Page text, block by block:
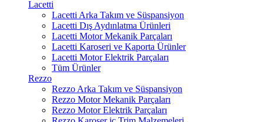
Lacetti
Lacetti Arka Takım ve Süspansiyon
Lacetti Dış Aydınlatma Ürünleri
Lacetti Motor Mekanik Parçaları
Lacetti Karoseri ve Kaporta Ürünler
Lacetti Motor Elektrik Parçaları
Tüm Ürünler
Rezzo
Rezzo Arka Takım ve Süspansiyon
Rezzo Motor Mekanik Parçaları
Rezzo Motor Elektrik Parçaları